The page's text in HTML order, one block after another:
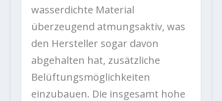
wasserdichte Material
überzeugend atmungsaktiv, was
den Hersteller sogar davon
abgehalten hat, zusätzliche
Belüftungsmöglichkeiten
einzubauen. Die insgesamt hohe